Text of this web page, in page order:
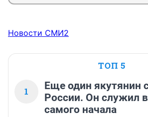
Новости СМИ2
ТОП 5
1
Еще один якутянин
России. Он служил
самого начала